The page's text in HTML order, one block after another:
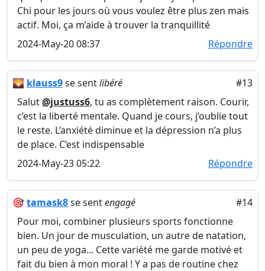
Chi pour les jours où vous voulez être plus zen mais
actif. Moi, ça m’aide à trouver la tranquillité
2024-May-20 08:37
Répondre
🌄 klauss9se sentlibéré
#13
Salut@justuss6, tu as complètement raison. Courir,
c’est la liberté mentale. Quand je cours, j’oublie tout
le reste. L’anxiété diminue et la dépression n’a plus
de place. C’est indispensable
2024-May-23 05:22
Répondre
🎯tamask8se sentengagé
#14
Pour moi, combiner plusieurs sports fonctionne
bien. Un jour de musculation, un autre de natation,
un peu de yoga... Cette variété me garde motivé et
fait du bien à mon moral ! Y a pas de routine chez